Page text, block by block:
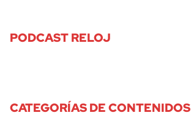
PODCAST RELOJ
CATEGORÍAS DE CONTENIDOS